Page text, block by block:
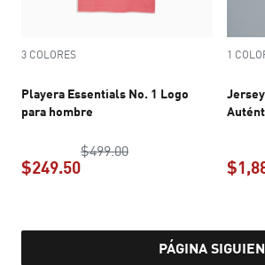
3 COLORES
Playera Essentials No. 1 Logo
para hombre
$499.00precio original $499.00
$249.50
1
PÁGINA